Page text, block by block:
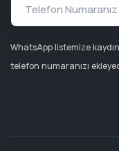
WhatsApp listemize
telefon numaranızı